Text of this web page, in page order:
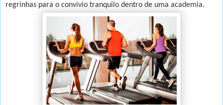
regrinhas para o convívio tranquilo dentro de uma academia.